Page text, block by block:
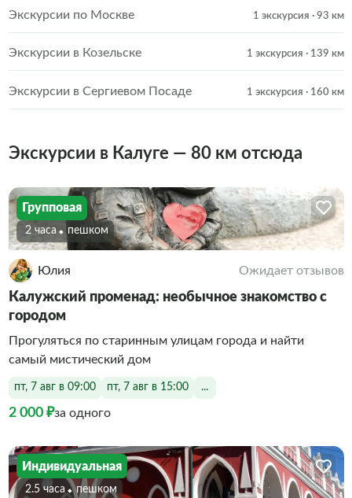
Экскурсии по Москве 1 экскурсия · 93 км
Экскурсии в Козельске 1 экскурсия · 139 км
Экскурсии в Сергиевом Посаде 1 экскурсия · 160 км
Экскурсии в Калуге — 80 км отсюда
Групповая
2 часа Пешком
Юлия Ожидает отзывов
Калужский променад: необычное знакомство с
городом
Прогуляться по старинным улицам города и найти
самый мистический дом
пт, 7 авг в 09:00 пт, 7 авг в 15:00 ...
2 000 ₽за одного
Индивидуальная
2.5 часа Пешком